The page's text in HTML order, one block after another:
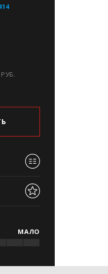
РУБ.
МАЛО